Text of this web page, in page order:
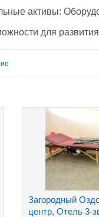
активы:
для развития
Загородный
центр, Отель 3-